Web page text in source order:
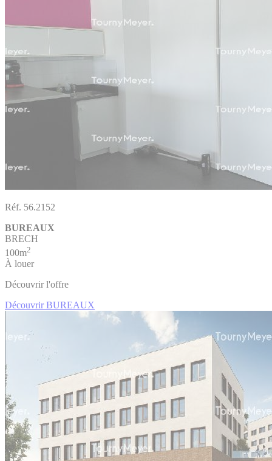
Réf. 56.2152
BUREAUX
BRECH
100m2
À louer
Découvrir l'offre
Découvrir BUREAUX